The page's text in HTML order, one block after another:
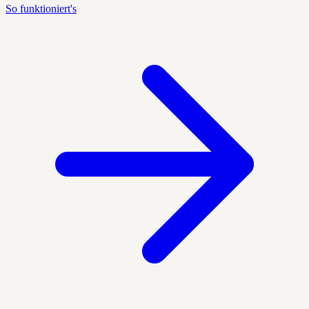
So funktioniert's